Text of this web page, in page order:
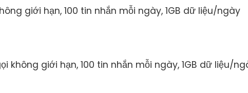
giới hạn, 100 tin nhắn mỗi ngày, 1GB dữ liệu/ngày
không giới hạn, 100 tin nhắn mỗi ngày, 1GB dữ liệu/